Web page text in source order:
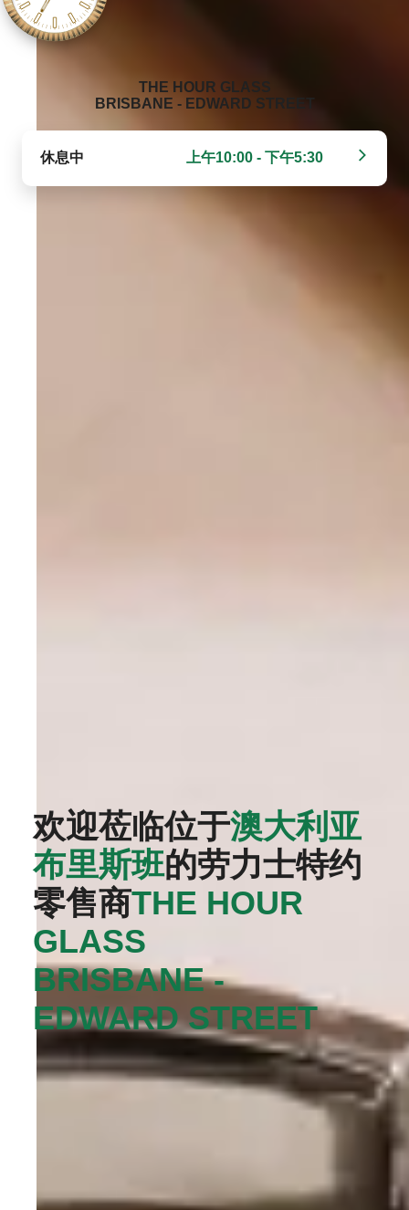
‭THE HOUR GLASS
BRISBANE - EDWARD STREET‬
休息中 上午10:00 - 下午5:30
欢迎莅临位于澳大利亚
布里斯班的劳力士特约
零售商‭THE HOUR
GLASS
BRISBANE -
EDWARD STREET‬